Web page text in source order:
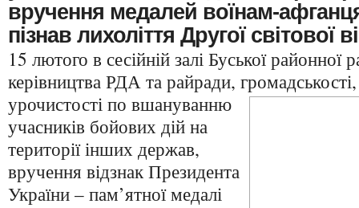
вручення медалей воїнам-
пізнав лихоліття Другої світової
15 лютого в сесійній залі Буської районної
керівництва РДА та райради,
урочистості по вшануванню
учасників бойових дій на
території інших держав,
вручення відзнак Президента
України – пам’ятної медалі